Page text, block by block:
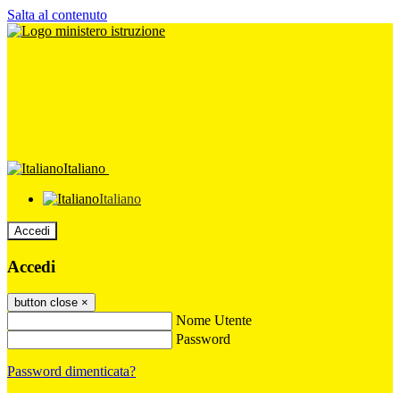
Salta al contenuto
Italiano
Italiano
Accedi
Accedi
button close ×
Nome Utente
Password
Password dimenticata?